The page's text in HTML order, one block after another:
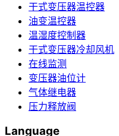
干式变压器温控器
油变温控器
温湿度控制器
干式变压器冷却风机
在线监测
变压器油位计
气体继电器
压力释放阀
Language